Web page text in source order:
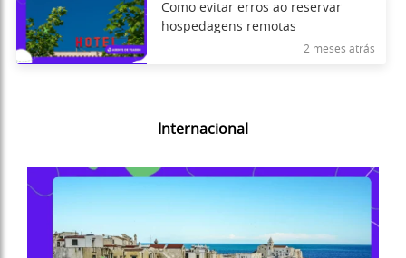
Como evitar erros ao reservar
hospedagens remotas
2 meses atrás
Internacional